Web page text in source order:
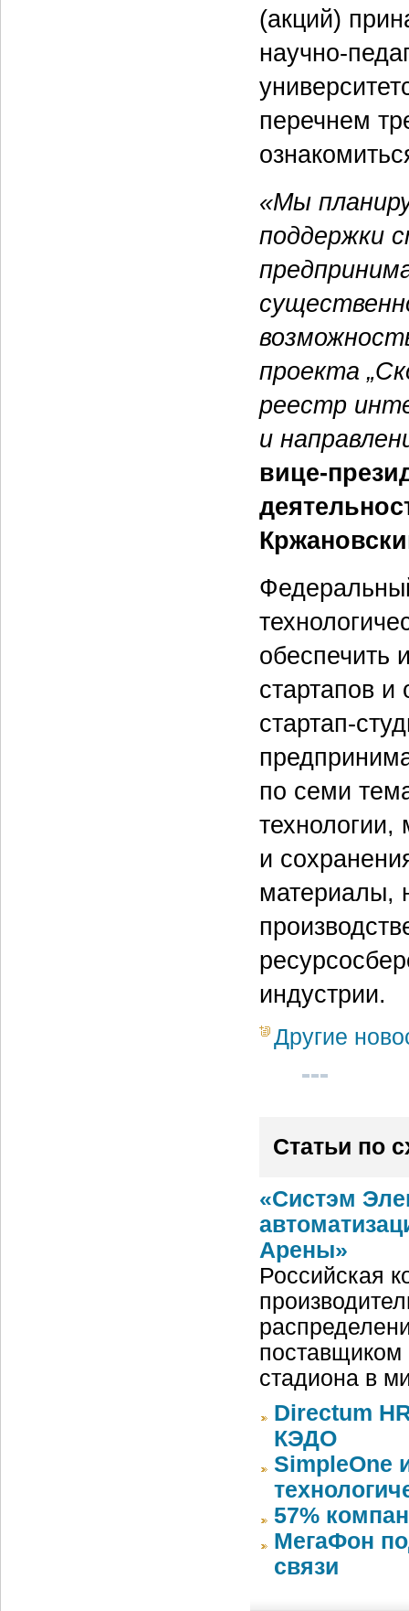
(акций)
научно-
перечнем
«Мы
поддержки
проекта
реестр
и
вице-
обеспечить
стартапов и
стартап-
по семи
и
материалы,
индустрии.
Другие
Статьи по
«Систэм
Арены»
Российская
поставщиком
стадиона в
Directum
КЭДО
SimpleOne
57%
МегаФон
связи